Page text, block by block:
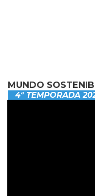
MUNDO
4ª TEMPORADA